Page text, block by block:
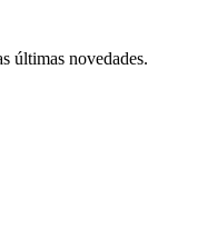
últimas novedades.